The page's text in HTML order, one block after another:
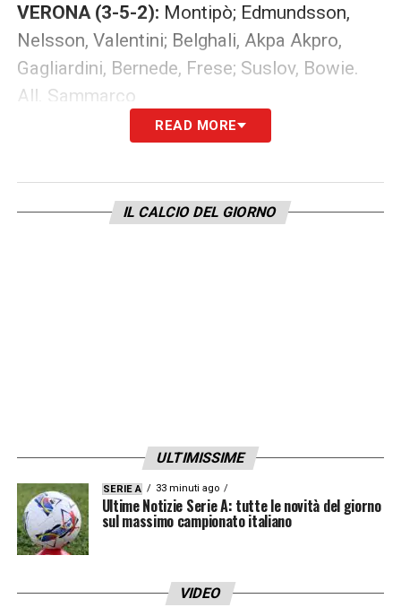
VERONA (3-5-2): Montipò; Edmundsson,
Nelsson, Valentini; Belghali, Akpa Akpro,
Gagliardini, Bernede, Frese; Suslov, Bowie.
All. Sammarco
COMO (4-2-3-1):Butez; Vojvoda, Kempf,
Nico Paz, Jesus Rodriguez; Douvikas. All.
READ MORE
IL CALCIO DEL GIORNO
ULTIMISSIME
SERIE A 33 minuti ago
Ultime Notizie Serie A: tutte le novità del giorno
sul massimo campionato italiano
VIDEO